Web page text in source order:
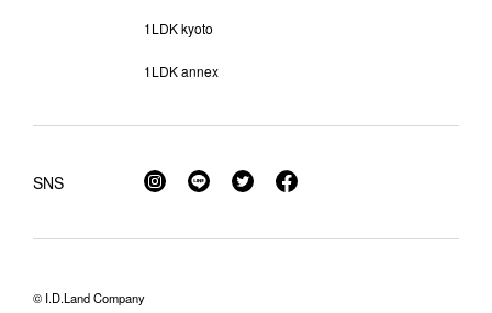
1LDK kyoto
1LDK annex
SNS
© I.D.Land Company